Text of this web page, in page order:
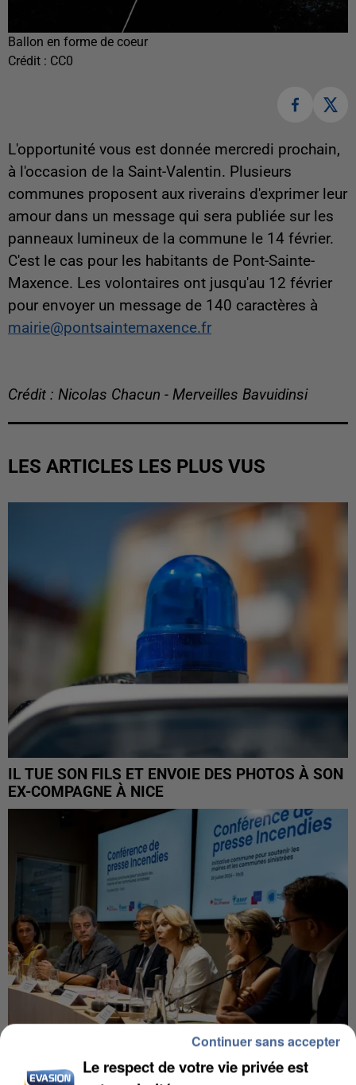
Ballon en forme de coeur
Crédit : CC0
L'opportunité vous est donnée mercredi prochain,
à l'occasion de la Saint-Valentin. Plusieurs
communes proposent aux riverains d'exprimer leur
amour dans un message qui sera publiée sur les
panneaux lumineux de la commune le 14 février.
C'est le cas pour les habitants de Pont-Sainte-
Maxence. Les volontaires ont jusqu'au 12 février
pour envoyer un message de 140 caractères à
mairie@pontsaintemaxence.fr
Crédit : Nicolas Chacun - Merveilles Bavuidinsi
LES ARTICLES LES PLUS VUS
IL TUE SON FILS ET ENVOIE DES PHOTOS À SON
EX-COMPAGNE À NICE
INCENDIES : L’ÎLE-DE-FRANCE LANCE UN ÉLAN
Le respect de votre vie privée est
Continuer sans accepter